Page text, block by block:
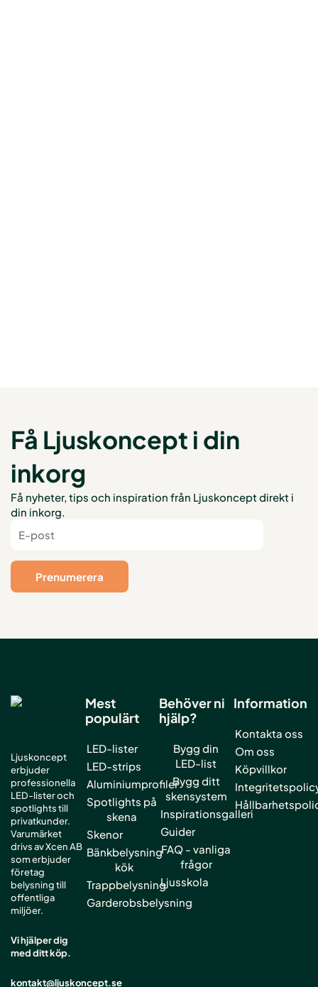
Få Ljuskoncept i din
inkorg
Få nyheter, tips och inspiration från Ljuskoncept direkt i
din inkorg.
Ljuskoncept
erbjuder
professionella
LED-lister och
spotlights till
privatkunder.
Varumärket
drivs av Xcen AB
som erbjuder
företag
belysning till
offentliga
miljöer.
Vi hjälper dig
med ditt köp.
kontakt@ljuskoncept.se
Mest
populärt
LED-lister
LED-strips
Aluminiumprofiler
Spotlights på
skena
Skenor
Bänkbelysning
kök
Trappbelysning
Garderobsbelysning
Behöver ni
hjälp?
Bygg din
LED-list
Bygg ditt
skensystem
Inspirationsgalleri
Guider
FAQ - vanliga
frågor
Ljusskola
Information
Kontakta oss
Om oss
Köpvillkor